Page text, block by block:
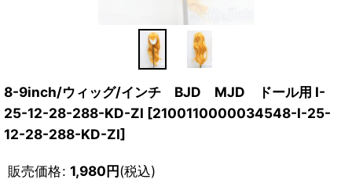
8-9inch/ウィッグ/インチ BJD MJD ドール用 I-
25-12-28-288-KD-ZI [2100110000034548-I-25-
12-28-288-KD-ZI]
販売価格: 1,980円(税込)